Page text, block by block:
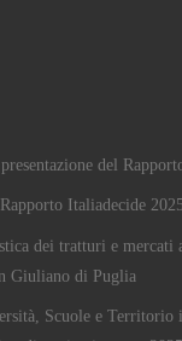
del
Italiadecide
dei tratturi e mercati
Giuliano di Puglia
Scuole e